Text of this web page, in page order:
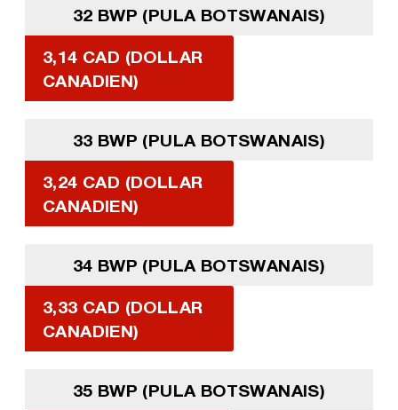
32 BWP (PULA BOTSWANAIS)
3,14 CAD (DOLLAR
CANADIEN)
33 BWP (PULA BOTSWANAIS)
3,24 CAD (DOLLAR
CANADIEN)
34 BWP (PULA BOTSWANAIS)
3,33 CAD (DOLLAR
CANADIEN)
35 BWP (PULA BOTSWANAIS)